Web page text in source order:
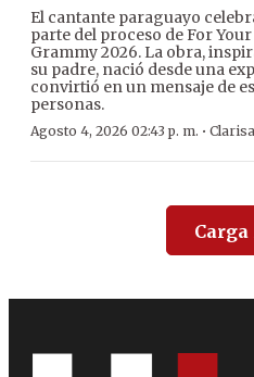
El cantante paraguayo
parte del proceso de For
Grammy 2026. La obra,
su padre, nació desde una
convirtió en un mensaje de
personas.
Agosto 4, 2026 02:43 p. m. ·
Carga